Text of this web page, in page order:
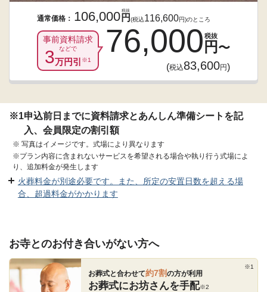
通常価格： 106,000 円
税抜
(税込116,600円)のところ
事前資料請求
などで
3万円引 ※1
76,000 円
税抜
〜
(税込83,600円)
※1申込前日までに資料請求とあんしん準備シートを記
入、会員限定の割引額
※ 写真はイメージです。式場により異なります
※プラン内容に含まれないサービスを希望される場合や執り行う式場によ
り、追加料金が発生します
火葬料金が別途必要です。また、所定の安置日数を超える場
合、超過料金がかかります
お寺とのお付き合いがない方へ
お葬式と合わせて約7割の方が利用
※1
お葬式にお坊さんを手配※2